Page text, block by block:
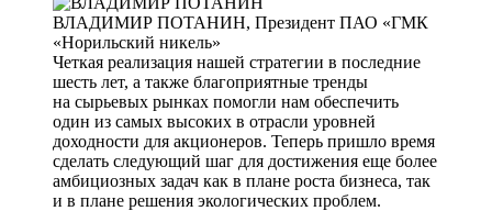
ВЛАДИМИР ПОТАНИН, Президент ПАО «ГМК
«Норильский никель»
Четкая реализация нашей стратегии в последние
шесть лет, а также благоприятные тренды
на сырьевых рынках помогли нам обеспечить
один из самых высоких в отрасли уровней
доходности для акционеров. Теперь пришло время
сделать следующий шаг для достижения еще более
амбициозных задач как в плане роста бизнеса, так
и в плане решения экологических проблем.